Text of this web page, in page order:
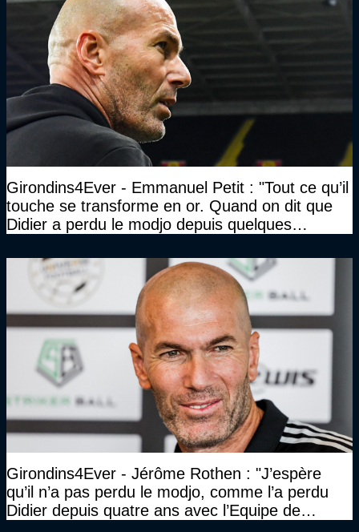
Girondins4Ever - Emmanuel Petit : "Tout ce qu’il
touche se transforme en or. Quand on dit que
Didier a perdu le modjo depuis quelques
Girondins4Ever - Jérôme Rothen : "J’espère
qu’il n’a pas perdu le modjo, comme l’a perdu
Didier depuis quatre ans avec l’Equipe de